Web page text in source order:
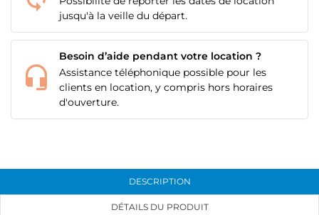
jusqu'à la veille du départ.
Besoin d’aide pendant votre location ?
Assistance téléphonique possible pour les
clients en location, y compris hors horaires
d'ouverture.
DESCRIPTION
DÉTAILS DU PRODUIT
MES LISTES
NOM DE LA LISTE D'ENVIES
CONNEXION
Vous devez être connecté pour ajouter des produits